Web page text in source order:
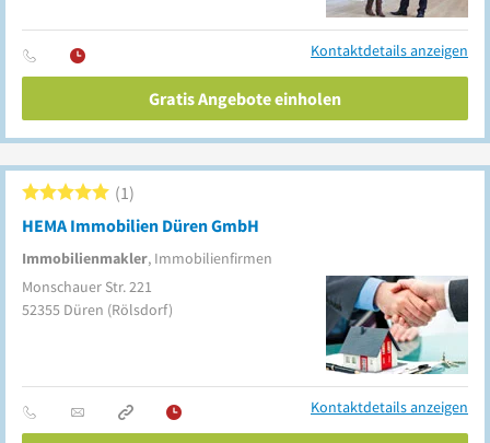
Kontaktdetails anzeigen
Gratis Angebote einholen
HEMA Immobilien Düren GmbH
Immobilienmakler, Immobilienfirmen
1
Monschauer Str. 221
52355 Düren (Rölsdorf)
Kontaktdetails anzeigen